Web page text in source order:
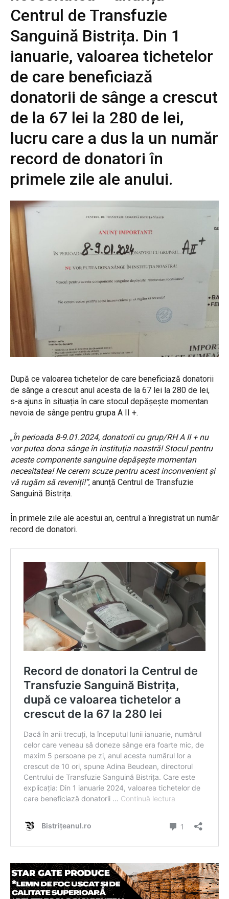
Centrul de Transfuzie
Sanguină Bistrița. Din 1
ianuarie, valoarea tichetelor
de care beneficiază
donatorii de sânge a crescut
de la 67 lei la 280 de lei,
lucru care a dus la un număr
record de donatori în
primele zile ale anului.
După ce valoarea tichetelor de care beneficiază donatorii
de sânge a crescut anul acesta de la 67 lei la 280 de lei,
s-a ajuns în situația în care stocul depășește momentan
nevoia de sânge pentru grupa A II +.
„În perioada 8-9.01.2024, donatorii cu grup/RH A II + nu
vor putea dona sânge în instituția noastră! Stocul pentru
aceste componente sanguine depășește momentan
necesitatea! Ne cerem scuze pentru acest inconvenient și
vă rugăm să reveniți!”, anunță Centrul de Transfuzie
Sanguină Bistrița.
În primele zile ale acestui an, centrul a înregistrat un număr
record de donatori.